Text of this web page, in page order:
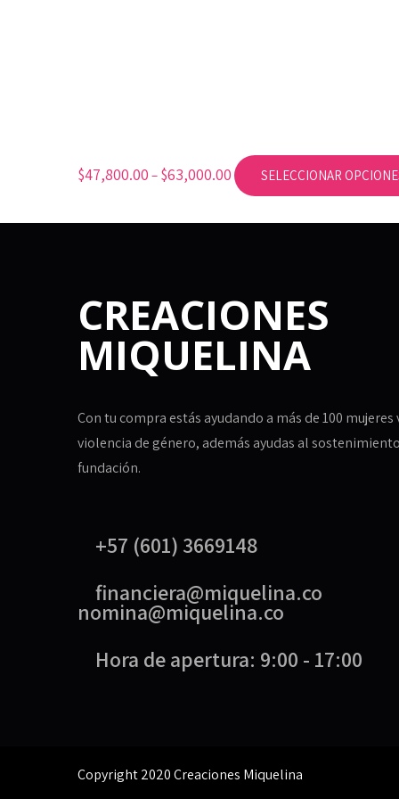
$47,800.00 – $63,000.00 SELECCIONAR
CREACIONES
MIQUELINA
Con tu compra estás ayudando a más de 100
violencia de género, además ayudas al
fundación.
+57 (601) 3669148
financiera@miquelina.co
nomina@miquelina.co
Hora de apertura: 9:00 - 17:00
Copyright 2020 Creaciones Miquelina